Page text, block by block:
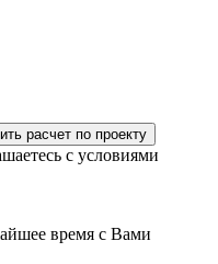
с условиями
время с Вами